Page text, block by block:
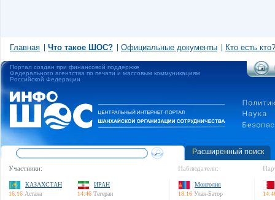
Главная Что такое ШОС? Официальные документы Кто есть кто?
Портал создан при финансовой поддержке
Федерального агентства по печати и массовым коммуникациям
Российской Федерации
Расширенный поиск
Участники:
КАЗАХСТАН
16:16 Астана
ИРАН
14:46 Тегеран
Наблюдатели:
Монголия
18:16 Улан-Батор